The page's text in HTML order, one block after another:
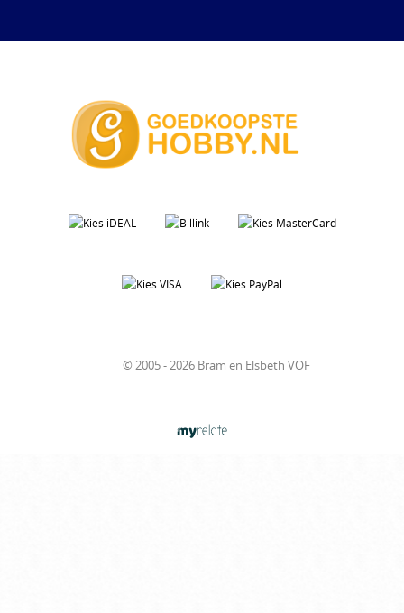
© 2005 - 2026 Bram en Elsbeth VOF